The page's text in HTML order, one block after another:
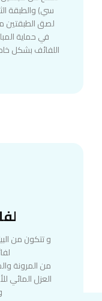
سي) والطبقة
لصق الطبقتين
في حماية
اللفائف بشكل
و تتكون من
من المرونة
العزل المائي